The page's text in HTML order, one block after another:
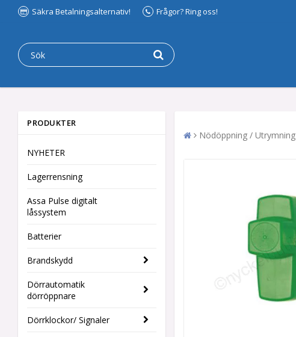
Säkra Betalningsalternativ! Frågor? Ring oss!
PRODUKTER
NYHETER
Lagerrensning
Assa Pulse digitalt
låssystem
Batterier
Brandskydd
Dörrautomatik
dörröppnare
Dörrklockor/ Signaler
Nödöppning / Utrymning